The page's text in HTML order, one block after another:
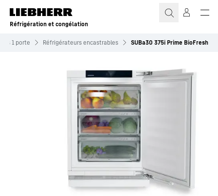
Réfrigération et congélation
1 porte Réfrigérateurs encastrables SUBa30 375i Prime BioFresh